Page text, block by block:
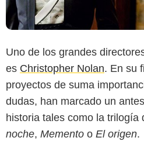
Uno de los grandes
es Christopher Nolan. En su
proyectos de suma
dudas, han marcado un
historia tales como la trilogía
noche, Memento o El origen.